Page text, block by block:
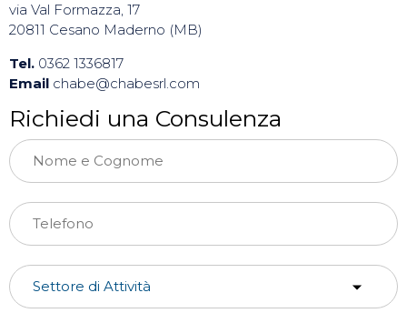
via Val Formazza, 17
20811 Cesano Maderno (MB)
Tel. 0362 1336817
Email chabe@chabesrl.com
Richiedi una Consulenza